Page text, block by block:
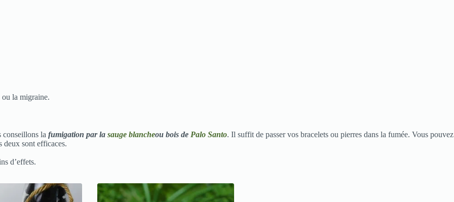
ou la migraine.
conseillons la fumigation par la sauge blancheou bois de Palo Santo. Il suffit de passer vos bracelets ou pierres dans la fumée. Vous pouvez
deux sont efficaces.
d’effets.